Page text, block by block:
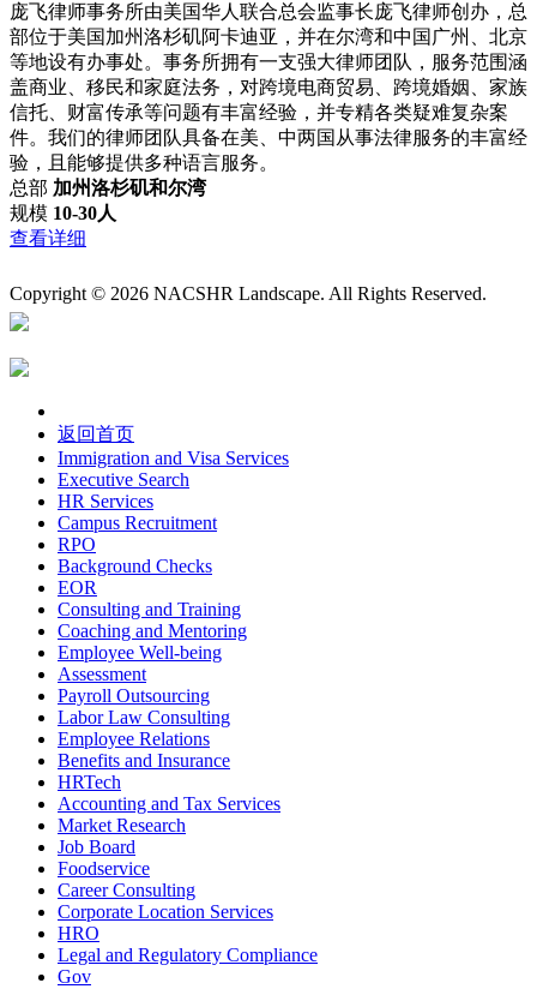
庞飞律师事务所由美国华人联合总会监事长庞飞律师创办，总
部位于美国加州洛杉矶阿卡迪亚，并在尔湾和中国广州、北京
等地设有办事处。事务所拥有一支强大律师团队，服务范围涵
盖商业、移民和家庭法务，对跨境电商贸易、跨境婚姻、家族
信托、财富传承等问题有丰富经验，并专精各类疑难复杂案
件。我们的律师团队具备在美、中两国从事法律服务的丰富经
验，且能够提供多种语言服务。
总部 加州洛杉矶和尔湾
规模 10-30人
查看详细
Copyright © 2026 NACSHR Landscape. All Rights Reserved.
返回首页
Immigration and Visa Services
Executive Search
HR Services
Campus Recruitment
RPO
Background Checks
EOR
Consulting and Training
Coaching and Mentoring
Employee Well-being
Assessment
Payroll Outsourcing
Labor Law Consulting
Employee Relations
Benefits and Insurance
HRTech
Accounting and Tax Services
Market Research
Job Board
Foodservice
Career Consulting
Corporate Location Services
HRO
Legal and Regulatory Compliance
Gov